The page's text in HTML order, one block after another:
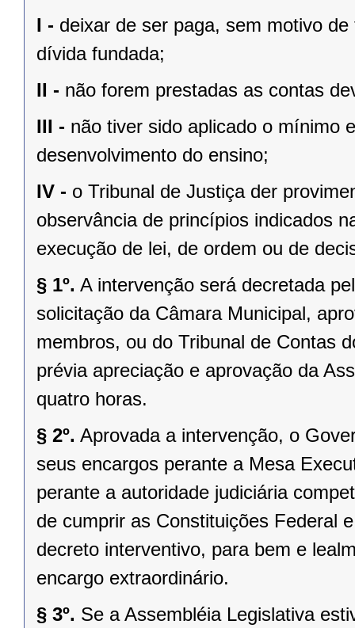
I - deixar de ser paga, sem motivo
dívida fundada;
II - não forem prestadas as contas
III - não tiver sido aplicado o mínimo
desenvolvimento do ensino;
IV - o Tribunal de Justiça der
observância de princípios indicados
execução de lei, de ordem ou de
§ 1º. A intervenção será decretada
solicitação da Câmara Municipal,
membros, ou do Tribunal de Contas
prévia apreciação e aprovação da
quatro horas.
§ 2º. Aprovada a intervenção, o
seus encargos perante a Mesa
perante a autoridade judiciária
de cumprir as Constituições Federal
decreto interventivo, para bem e
encargo extraordinário.
§ 3º. Se a Assembléia Legislativa